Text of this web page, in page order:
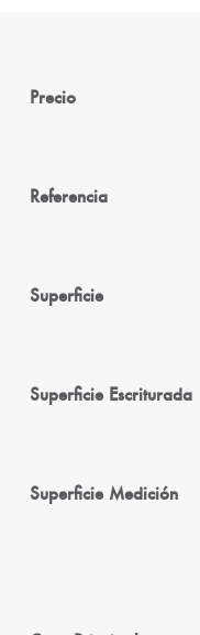
Precio
Referencia
Superficie
Superficie Escriturada
Superficie Medición